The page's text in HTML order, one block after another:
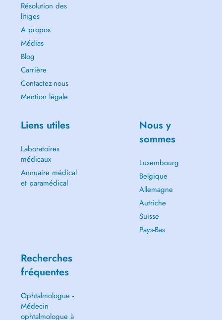
Résolution des
litiges
A propos
Médias
Blog
Carrière
Contactez-nous
Mention légale
Liens utiles
Laboratoires
médicaux
Annuaire médical
et paramédical
Nous y
sommes
Luxembourg
Belgique
Allemagne
Autriche
Suisse
Pays-Bas
Recherches
fréquentes
Ophtalmologue -
Médecin
ophtalmologue à